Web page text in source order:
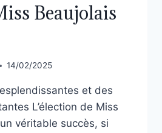
Beaujolais
14/02/2025
et des
L’élection de Miss
véritable succès, si